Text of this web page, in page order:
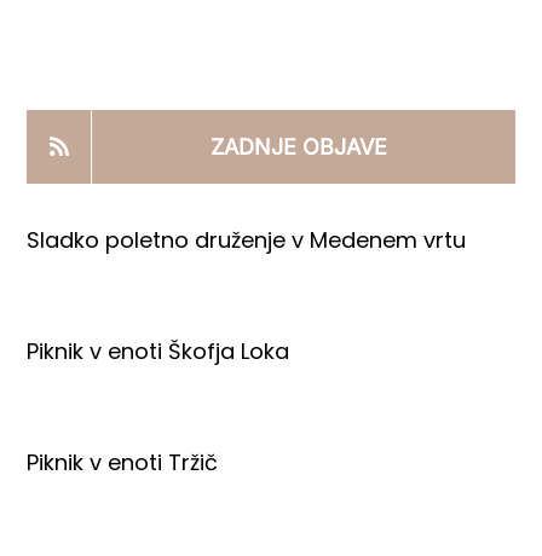
PRODAJNI IZDELKI
AKTUALNO
ZADNJE OBJAVE
Sladko poletno druženje v Medenem vrtu
Piknik v enoti Škofja Loka
Piknik v enoti Tržič